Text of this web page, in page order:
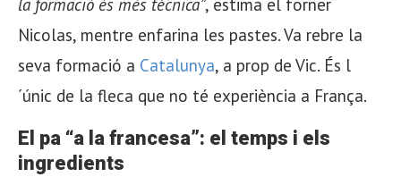
la formació és més tècnica”, estima el forner
Nicolas, mentre enfarina les pastes. Va rebre la
seva formació a Catalunya, a prop de Vic. És l
´únic de la fleca que no té experiència a França.
El pa “a la francesa”: el temps i els
ingredients